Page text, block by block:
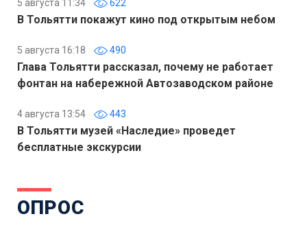
5 августа 11:34 622
В Тольятти покажут кино под открытым небом
5 августа 16:18 490
Глава Тольятти рассказал, почему не работает
фонтан на набережной Автозаводском районе
4 августа 13:54 443
В Тольятти музей «Наследие» проведет
бесплатные экскурсии
ОПРОС